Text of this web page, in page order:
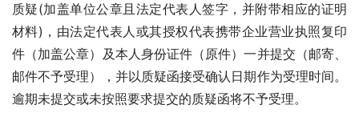
质疑(加盖单位公章且法定代表人签字，并附带相应的证明
材料)，由法定代表人或其授权代表携带企业营业执照复印
件（加盖公章）及本人身份证件（原件）一并提交（邮寄、
邮件不予受理），并以质疑函接受确认日期作为受理时间。
逾期未提交或未按照要求提交的质疑函将不予受理。